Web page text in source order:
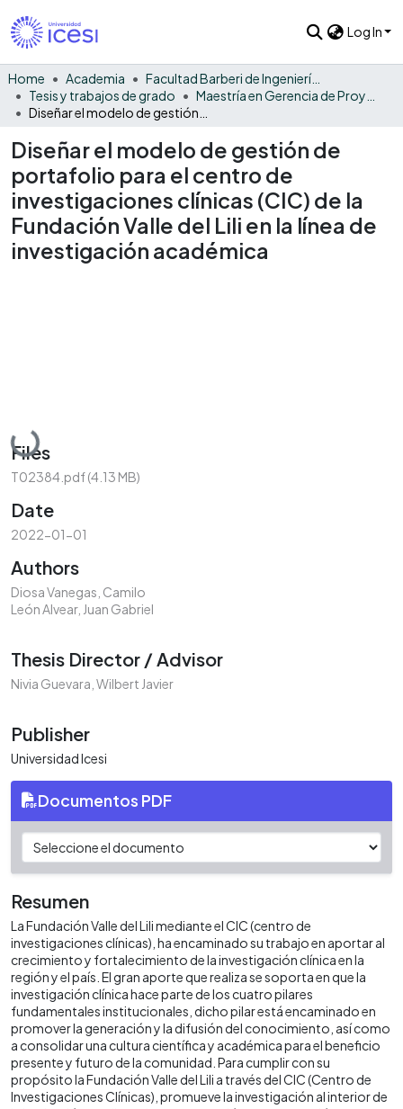
Log In
Home Academia
Facultad Barberi de Ingeniería, Diseño y Ciencias Aplicadas
Tesis y trabajos de grado
Diseñar el modelo de gestión de
portafolio para el centro de
investigaciones clínicas (CIC) de la
Fundación Valle del Lili en la línea de
investigación académica
Loading...
Files
T02384.pdf(4.13 MB)
Date
2022-01-01
Authors
Diosa Vanegas, Camilo
León Alvear, Juan Gabriel
Thesis Director / Advisor
Nivia Guevara, Wilbert Javier
Publisher
Universidad Icesi
Documentos PDF
Resumen
La Fundación Valle del Lili mediante el CIC (centro de
investigaciones clínicas), ha encaminado su trabajo en aportar al
crecimiento y fortalecimiento de la investigación clínica en la
región y el país. El gran aporte que realiza se soporta en que la
investigación clínica hace parte de los cuatro pilares
fundamentales institucionales, dicho pilar está encaminado en
promover la generación y la difusión del conocimiento, así como
a consolidar una cultura científica y académica para el beneficio
presente y futuro de la comunidad. Para cumplir con su
propósito la Fundación Valle del Lili a través del CIC (Centro de
Investigaciones Clínicas), promueve la investigación al interior de